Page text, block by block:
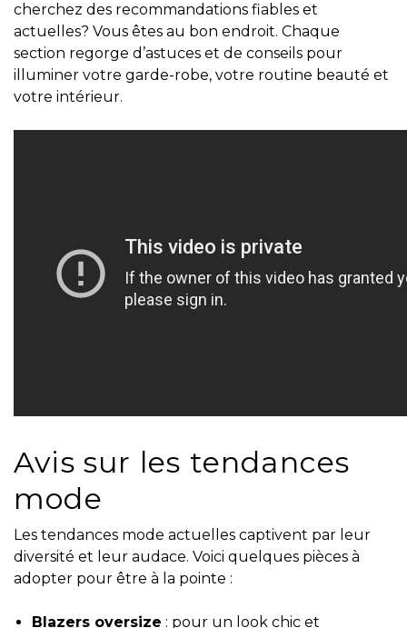
cherchez des recommandations fiables et
actuelles? Vous êtes au bon endroit. Chaque
section regorge d’astuces et de conseils pour
illuminer votre garde-robe, votre routine beauté et
votre intérieur.
Avis sur les tendances
mode
Les tendances mode actuelles captivent par leur
diversité et leur audace. Voici quelques pièces à
adopter pour être à la pointe :
Blazers oversize : pour un look chic et